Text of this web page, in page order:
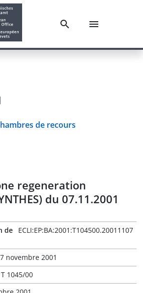
de recours
regeneration
du 07.11.2001
de
ECLI:EP:BA:2001:T104500.20011107
7 novembre 2001
T 1045/00